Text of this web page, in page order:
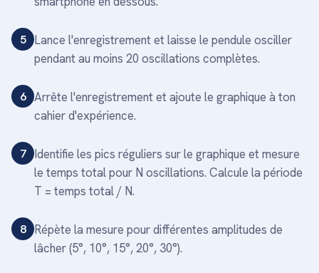
5 Lance l'enregistrement et laisse le pendule osciller
pendant au moins 20 oscillations complètes.
6 Arrête l'enregistrement et ajoute le graphique à ton
cahier d'expérience.
7 Identifie les pics réguliers sur le graphique et mesure
le temps total pour N oscillations. Calcule la période
T = temps total / N.
8 Répète la mesure pour différentes amplitudes de
lâcher (5°, 10°, 15°, 20°, 30°).